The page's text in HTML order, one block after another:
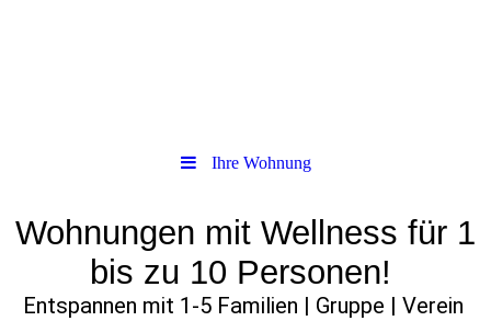
Ihre Wohnung
Wohnungen mit Wellness für 1
bis zu 10 Personen!
Entspannen mit 1-5 Familien | Gruppe | Verein